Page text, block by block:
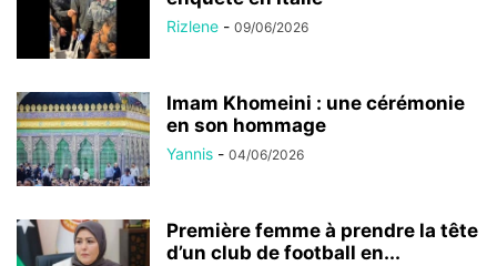
Rizlene - 09/06/2026
Imam Khomeini : une cérémonie
en son hommage
Yannis - 04/06/2026
Première femme à prendre la tête
d’un club de football en...